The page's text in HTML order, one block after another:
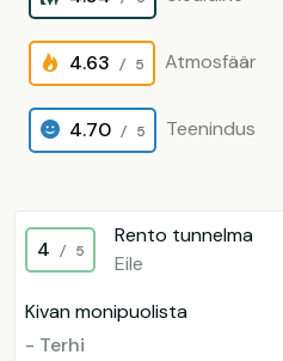
4.63 / 5 Atmosfäär
4.70 / 5 Teenindus
4 / 5
Rento tunnelma
Eile
Kivan monipuolista
- Terhi